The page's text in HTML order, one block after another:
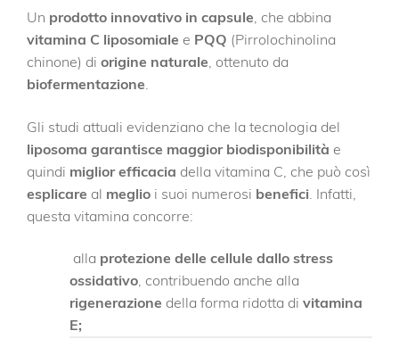
Un prodotto innovativo in capsule, che abbina
vitamina C liposomiale e PQQ (Pirrolochinolina
chinone) di origine naturale, ottenuto da
biofermentazione.
Gli studi attuali evidenziano che la tecnologia del
liposoma garantisce maggior biodisponibilità e
quindi miglior efficacia della vitamina C, che può così
esplicare al meglio i suoi numerosi benefici . Infatti,
questa vitamina concorre:
alla protezione delle cellule dallo stress
ossidativo, contribuendo anche alla
rigenerazione della forma ridotta di vitamina
E;